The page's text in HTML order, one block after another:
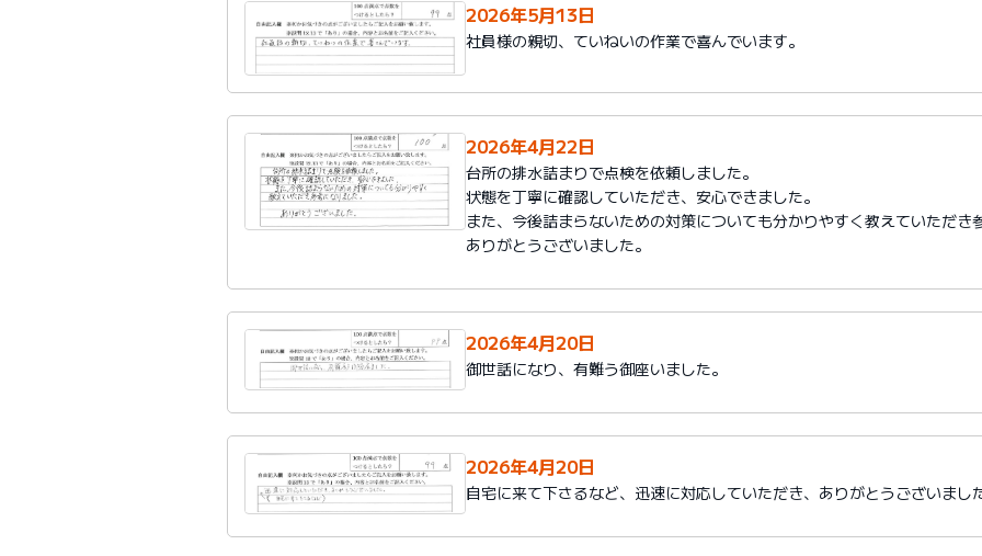
2026年5月13日
社員様の親切、ていねいの作業で喜んでいます。
2026年4月22日
台所の排水詰まりで点検を依頼しました。
状態を丁寧に確認していただき、安心できました。
また、今後詰まらないための対策についても分かりやすく教えていただき
ありがとうございました。
2026年4月20日
御世話になり、有難う御座いました。
2026年4月20日
自宅に来て下さるなど、迅速に対応していただき、ありがとうございまし